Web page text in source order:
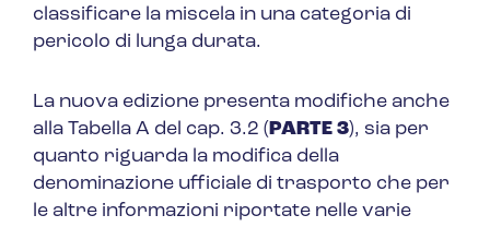
classificare la miscela in una categoria di
pericolo di lunga durata.
La nuova edizione presenta modifiche anche
alla Tabella A del cap. 3.2 (PARTE 3), sia per
quanto riguarda la modifica della
denominazione ufficiale di trasporto che per
le altre informazioni riportate nelle varie